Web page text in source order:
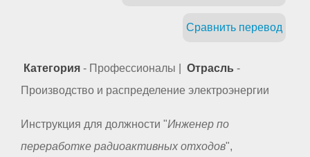
Сравнить перевод
Категория - Профессионалы | Отрасль -
Производство и распределение электроэнергии
Инструкция для должности "Инженер по
переработке радиоактивных отходов",